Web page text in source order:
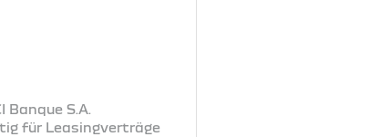
S.A.
für Leasingverträge